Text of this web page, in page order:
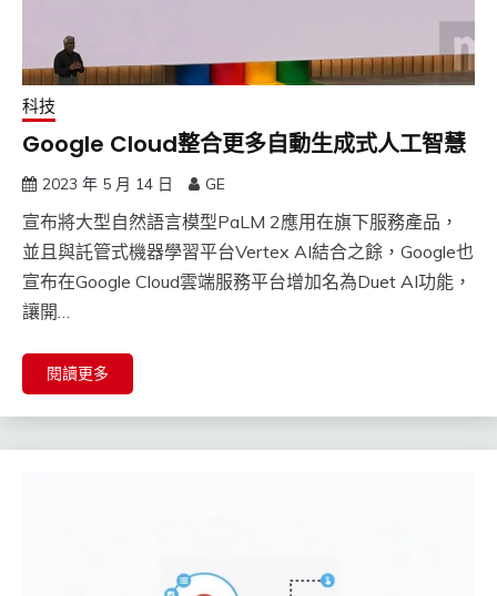
科技
Google Cloud整合更多自動生成式人工智慧
2023 年 5 月 14 日 GE
宣布將大型自然語言模型PaLM 2應用在旗下服務產品，
並且與託管式機器學習平台Vertex AI結合之餘，Google也
宣布在Google Cloud雲端服務平台增加名為Duet AI功能，
讓開…
閱讀更多